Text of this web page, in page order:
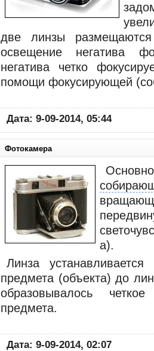
две линзы
освещение негатива
негатива четко
помощи фокусирующей
Дата: 9-09-2014, 05:44
Фотокамера
а).
Линза
предмета (объекта) до
образовывалось
предмета.
Дата: 9-09-2014, 02:07